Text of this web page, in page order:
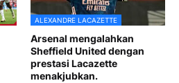
ALEXANDRE LACAZETTE
Arsenal mengalahkan
Sheffield United dengan
prestasi Lacazette
menakjubkan.